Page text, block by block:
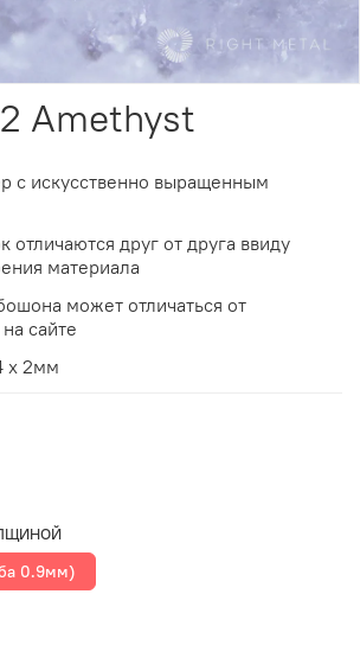
Amethyst
0.9мм)
с искусственно выращенным
отличаются друг от друга ввиду
материала
может отличаться от
cайте
х 2мм